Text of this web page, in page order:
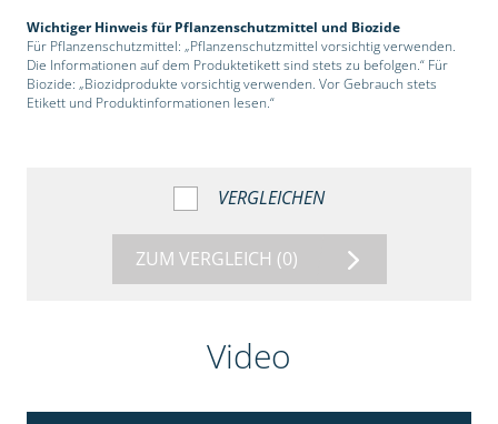
Wichtiger Hinweis für Pflanzenschutzmittel und Biozide
Für Pflanzenschutzmittel: „Pflanzenschutzmittel vorsichtig verwenden.
Die Informationen auf dem Produktetikett sind stets zu befolgen.“ Für
Biozide: „Biozidprodukte vorsichtig verwenden. Vor Gebrauch stets
Etikett und Produktinformationen lesen.“
VERGLEICHEN
ZUM VERGLEICH (0)
Video